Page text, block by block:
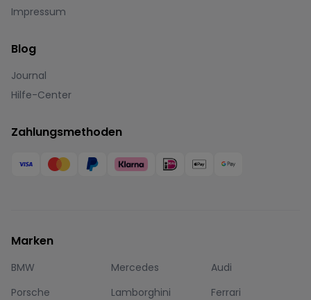
Impressum
Blog
Journal
Hilfe-Center
Zahlungsmethoden
Marken
BMW Mercedes
Audi
Porsche
Lamborghini
Ferrari